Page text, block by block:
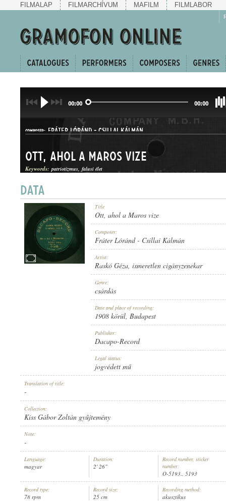
FILMALAP FILMARCHÍVUM MAFILM FILMLABOR
00:00 00:00
COMPOSER: FRÁTER LÓRÁND - CSILLAI KÁLMÁN
CSÁRDÁS
RECORD NUMBER:
Ott, ahol a Maros vize
Keywords: patriotizmus falusi élet
Title
Ott, ahol a Maros vize
Composer:
Fráter Lóránd- Csillai Kálmán
Artist:
Raskó Géza, ismeretlen cigányzenekar
Genre:
csárdás
Date and place of recording:
1908 körül, Budapest
Publisher:
Dacapo-Record
Legal status:
jogvédett mű
Translation of title:
-
Collection:
Kiss Gábor Zoltán gyűjtemény
Note:
-
Language:
magyar
Duration:
2' 26"
Record number, sticker
number:
O-5193., 5193
Record type:
78 rpm
Record size:
25 cm
Recording method:
akusztikus